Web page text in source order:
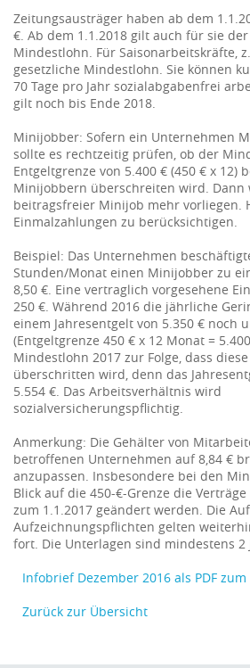
Zeitungsausträger haben ab dem
€. Ab dem 1.1.2018 gilt auch für sie
Mindestlohn. Für Saisonarbeitskräfte,
gesetzliche Mindestlohn. Sie können
70 Tage pro Jahr sozialabgabenfrei
gilt noch bis Ende 2018.
Minijobber: Sofern ein Unternehmen
sollte es rechtzeitig prüfen, ob der
Entgeltgrenze von 5.400 € (450 € x 12)
Minijobbern überschreiten wird. Dann
beitragsfreier Minijob mehr vorliegen.
Einmalzahlungen zu berücksichtigen.
Beispiel: Das Unternehmen
Stunden/Monat einen Minijobber zu
8,50 €. Eine vertraglich vorgesehene
250 €. Während 2016 die jährliche
einem Jahresentgelt von 5.350 € noch
(Entgeltgrenze 450 € x 12 Monat =
Mindestlohn 2017 zur Folge, dass
überschritten wird, denn das
5.554 €. Das Arbeitsverhältnis wird
sozialversicherungspflichtig.
Anmerkung: Die Gehälter von
betroffenen Unternehmen auf 8,84 €
anzupassen. Insbesondere bei den
Blick auf die 450-€-Grenze die
zum 1.1.2017 geändert werden. Die
Aufzeichnungspflichten gelten
fort. Die Unterlagen sind mindestens 2
Infobrief Dezember 2016 als PDF
Zurück zur Übersicht